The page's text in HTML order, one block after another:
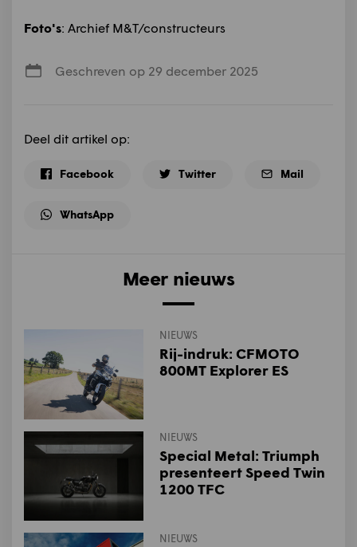
Foto's: Archief M&T/constructeurs
Geschreven op 29 december 2025
Deel dit artikel op:
Facebook Twitter Mail
WhatsApp
Meer nieuws
NIEUWS
Rij-indruk: CFMOTO
800MT Explorer ES
NIEUWS
Special Metal: Triumph
presenteert Speed Twin
1200 TFC
NIEUWS